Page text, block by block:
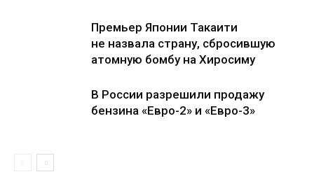
Премьер Японии Такаити
не назвала страну, сбросившую
атомную бомбу на Хиросиму
В России разрешили продажу
бензина «Евро-2» и «Евро-3»